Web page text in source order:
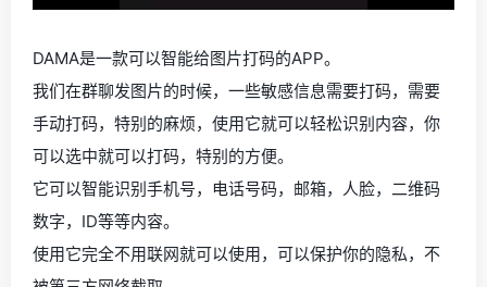
DAMA是一款可以智能给图片打码的APP。
我们在群聊发图片的时候，一些敏感信息需要打码，需要
手动打码，特别的麻烦，使用它就可以轻松识别内容，你
可以选中就可以打码，特别的方便。
它可以智能识别手机号，电话号码，邮箱，人脸，二维码
数字，ID等等内容。
使用它完全不用联网就可以使用，可以保护你的隐私，不